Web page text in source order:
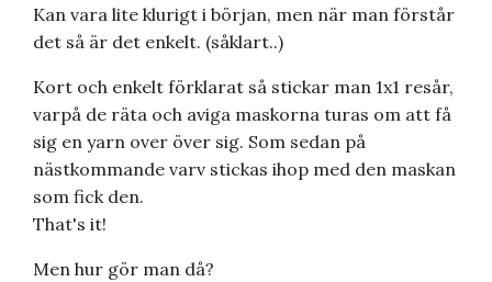
Kan vara lite klurigt i början, men när man förstår
det så är det enkelt. (såklart..)
Kort och enkelt förklarat så stickar man 1x1 resår,
varpå de räta och aviga maskorna turas om att få
sig en yarn over över sig. Som sedan på
nästkommande varv stickas ihop med den maskan
som fick den.
That's it!
Men hur gör man då?